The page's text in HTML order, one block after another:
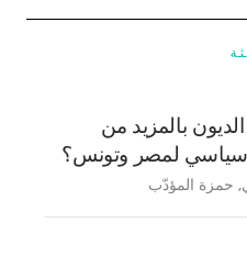
بالمزيد من
لمصر وتونس؟
, حمزة المؤدّب